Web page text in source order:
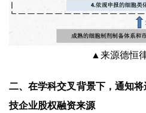
▲来源德恒
二、在学科交叉背景下，通知
技企业股权融资来源